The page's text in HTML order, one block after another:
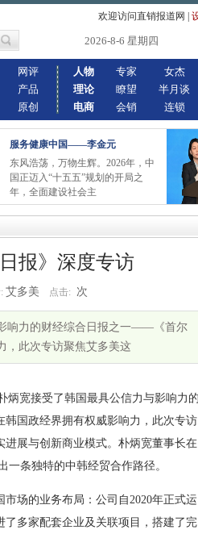
欢迎访问直销报道网
2026-8-6 星期四
网评
产品
原创
人物
理论
电商
专家
瞭望
会销
女杰
半月谈
连锁
服务健康中国——李金元
东风浩荡，万物生辉。2026年，中
国正迈入“十五五”规划的开局之
年，全面建设社会主
报》深度专访
艾多美 点击: 次
响力的财经综合日报之一——《首尔
，此次专访聚焦艾多美这
炳宽接受了韩国最具公信力与影响力的
国政经界拥有权威影响力，此次专访
展与创新商业模式。朴炳宽董事长在
一条独特的中韩经贸合作路径。
场的业务布局：公司自2020年正式运
多家配套企业及关联项目，搭建了完